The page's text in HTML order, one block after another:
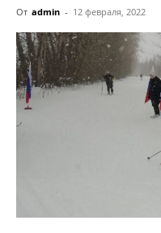
От admin - 12 февраля, 2022